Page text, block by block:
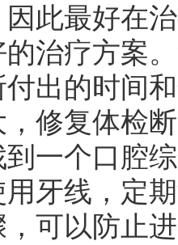
此最好在
治疗方案
出的时间
修复体检
一个口腔
牙线，定
可以防止